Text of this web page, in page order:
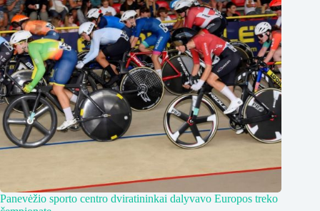
Panevėžio sporto centro dviratininkai dalyvavo Europos treko